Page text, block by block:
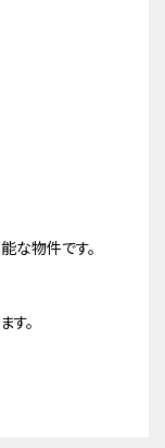
な物件です。
。